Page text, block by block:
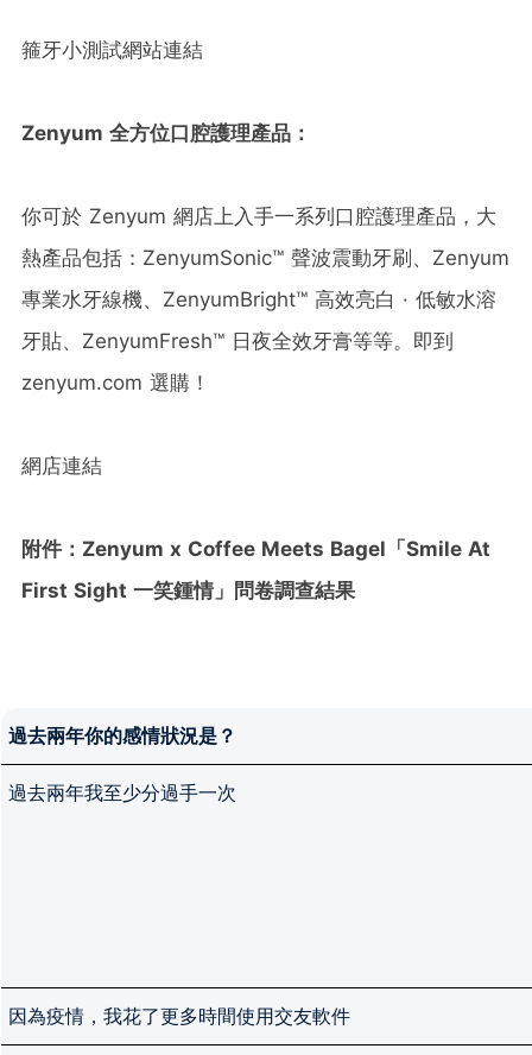
箍牙小測試網站連結
Zenyum 全方位口腔護理產品：
你可於 Zenyum 網店上入手一系列口腔護理產品，大
熱產品包括：ZenyumSonic™ 聲波震動牙刷、Zenyum
專業水牙線機、ZenyumBright™ 高效亮白 · 低敏水溶
牙貼、ZenyumFresh™ 日夜全效牙膏等等。即到
zenyum.com 選購！
網店連結
附件： Zenyum x Coffee Meets Bagel 「Smile At
First Sight 一笑鍾情」問卷調查結果
過去兩年你的感情狀況是？
過去兩年我至少分過手一次
因為疫情，我花了更多時間使用交友軟件